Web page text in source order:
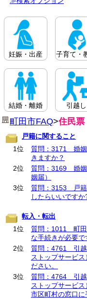
妊娠・出産 子育て・
結婚・離婚 引越し
町田市FAQ>住民票
戸籍に関すること
1位
質問：3171 婚姻
きますか？
2位
質問：3169 婚姻
姻届）
3位
質問：3153 戸籍
したらいいですか
転入・転出
1位
質問：1011 町田
な手続きが必要で
2位
質問：4761 引越
ストップサービ
ださい。
3位
質問：4764 引越
ストップサービ
市区町村の窓口に